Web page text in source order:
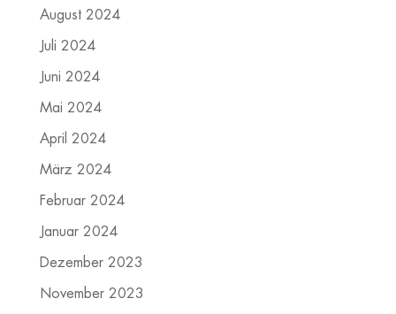
August 2024
Juli 2024
Juni 2024
Mai 2024
April 2024
März 2024
Februar 2024
Januar 2024
Dezember 2023
November 2023